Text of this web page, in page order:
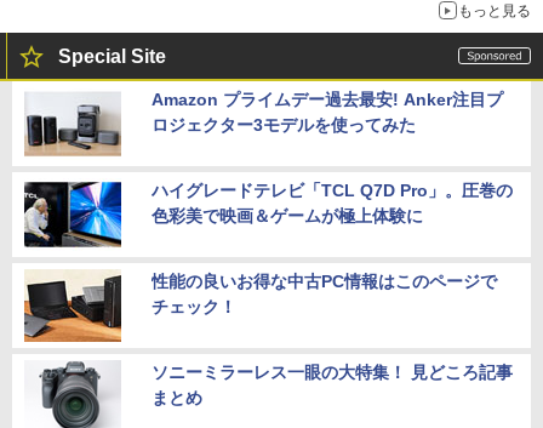
もっと見る
Special Site
Amazon プライムデー過去最安! Anker注目プ
ロジェクター3モデルを使ってみた
ハイグレードテレビ「TCL Q7D Pro」。圧巻の
色彩美で映画＆ゲームが極上体験に
性能の良いお得な中古PC情報はこのページで
チェック！
ソニーミラーレス一眼の大特集！ 見どころ記事
まとめ